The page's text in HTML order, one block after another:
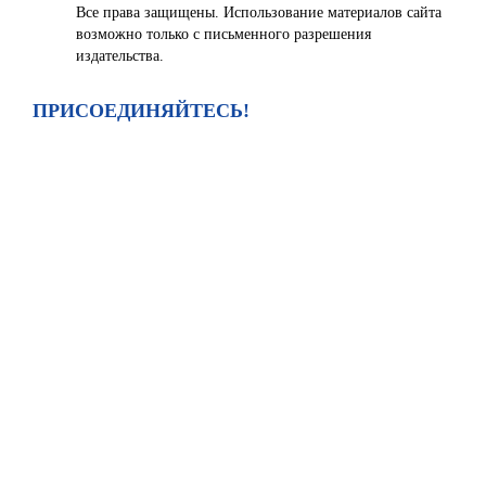
Все права защищены. Использование материалов сайта
возможно только с письменного разрешения
издательства.
ПРИСОЕДИНЯЙТЕСЬ!